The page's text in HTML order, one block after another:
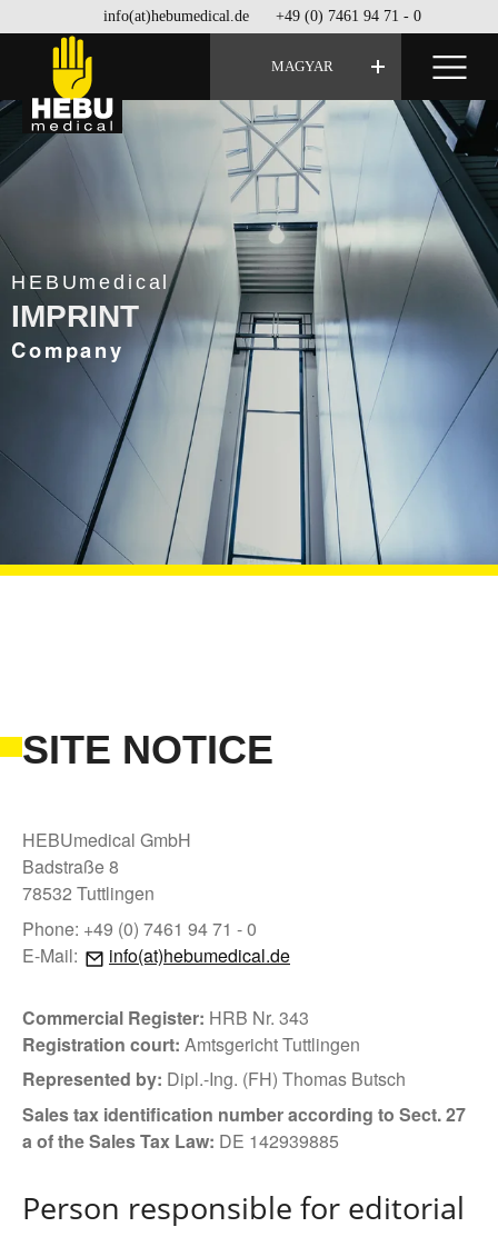
info(at)hebumedical.de +49 (0) 7461 94 71 - 0
MAGYAR
HEBUmedical
IMPRINT
Company
SITE NOTICE
HEBUmedical GmbH
Badstraße 8
78532 Tuttlingen
Phone: +49 (0) 7461 94 71 - 0
E-Mail:
info(at)hebumedical.de
Commercial Register: HRB Nr. 343
Registration court: Amtsgericht Tuttlingen
Represented by: Dipl.-Ing. (FH) Thomas Butsch
Sales tax identification number according to Sect. 27
a of the Sales Tax Law: DE 142939885
Person responsible for editorial